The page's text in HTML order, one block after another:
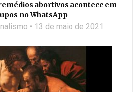
abortivos acontece em
no WhatsApp
13 de maio de 2021